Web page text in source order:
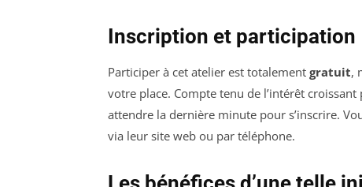
Inscription et participation
Participer à cet atelier est totalement gratuit,
votre place. Compte tenu de l’intérêt
attendre la dernière minute pour s’inscrire.
via leur site web ou par téléphone.